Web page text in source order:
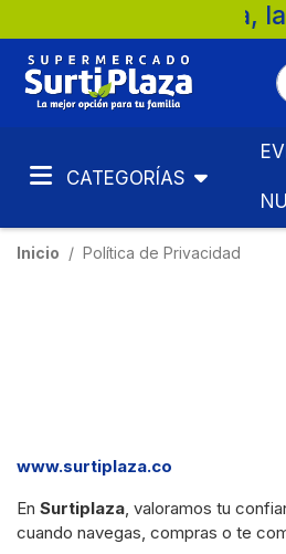
opción para
CATEGORÍAS
Inicio Política de Privacidad
www.surtiplaza.co
En Surtiplaza, valoramos tu
cuando navegas, compras o te